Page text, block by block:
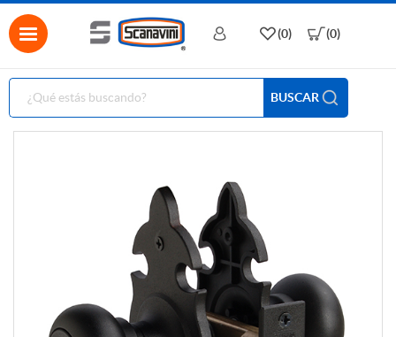
BUSCAR
(0) (0)